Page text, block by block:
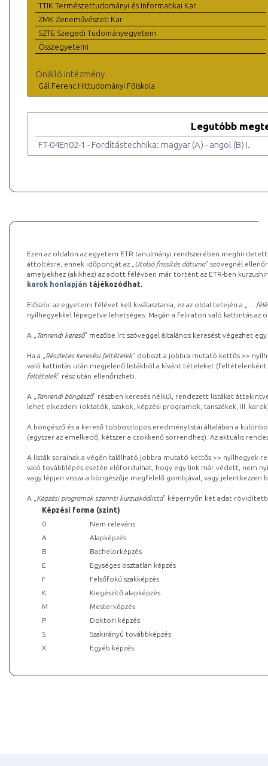
TTIK Természettudományi és Informatikai Kar
ZMK Zeneművészeti Kar
SZTE Szegedi Tudományegyetem
Összegyetemi
Önálló intézmény
Gál Ferenc Hittudományi Főiskola
Legutóbb
FT-04En02-1 - Fordítástechnika: magyar (A) - angol (B) I.
Ezen az oldalon az egyetem ETR tanulmányi rendszerében
áttöltésre, ennek időpontját az „ Utolsó frissítés dátuma” szövegnél
amelyekhez (akikhez) az adott félévben már történt az ETR-ben
karok honlapján tájékozódhat.
Először az egyetemi félévet kell kiválasztania, ez az oldal tetején a „
…
nyílhegyekkel lépegetve lehetséges. Magán a feliraton való kattintás az
A „ Tanrendi kereső” mezőbe írt szöveggel általános keresést végezhet
Ha a „ Részletes keresési feltételek” dobozt a jobbra mutató kettős >>
való kattintás után megjelenő listákból a kívánt tételeket (feltételenként
feltételek” rész után ellenőrizheti.
A „ Tanrendi böngésző” részben keresés nélkül, rendezett listákat
lehet elkezdeni (oktatók, szakok, képzési programok, tanszékek, ill.
A böngésző és a kereső többoszlopos eredménylistái általában a
(egyszer az emelkedő, kétszer a csökkenő sorrendhez). Az aktuális
A listák sorainak a végén található jobbra mutató kettős >> nyílhegyek
való továbblépés esetén előfordulhat, hogy egy link már védett, nem
vagy lépjen vissza a böngészője megfelelő gombjával, vagy
A „ Képzési programok szerinti kurzuskódlista” képernyőn két adat
Képzési forma (szint)
0
Nem releváns
A
Alapképzés
B
Bachelorképzés
E
Egységes osztatlan képzés
F
Felsőfokú szakképzés
K
Kiegészítő alapképzés
M
Mesterképzés
P
Doktori képzés
S
Szakirányú továbbképzés
X
Egyéb képzés